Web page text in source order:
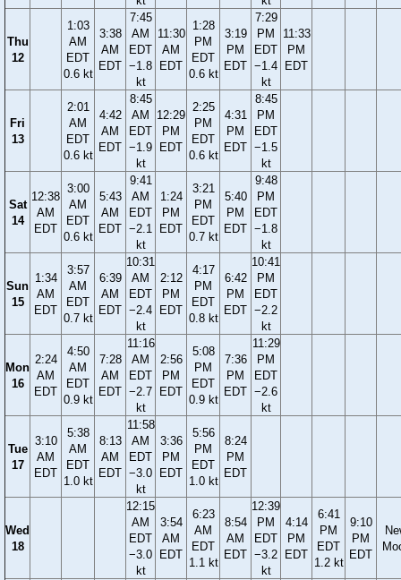
Thu
12
1:03
AM
EDT
0.6 kt
3:38
AM
EDT
7:45
AM
EDT
−1.8
kt
11:30
AM
EDT
1:28
PM
EDT
0.6 kt
3:19
PM
EDT
7:29
PM
EDT
−1.4
kt
11:33
PM
EDT
Fri
13
2:01
AM
EDT
0.6 kt
4:42
AM
EDT
8:45
AM
EDT
−1.9
kt
12:29
PM
EDT
2:25
PM
EDT
0.6 kt
4:31
PM
EDT
8:45
PM
EDT
−1.5
kt
Sat
14
12:38
AM
EDT
3:00
AM
EDT
0.6 kt
5:43
AM
EDT
9:41
AM
EDT
−2.1
kt
1:24
PM
EDT
3:21
PM
EDT
0.7 kt
5:40
PM
EDT
9:48
PM
EDT
−1.8
kt
Sun
15
1:34
AM
EDT
3:57
AM
EDT
0.7 kt
6:39
AM
EDT
10:31
AM
EDT
−2.4
kt
2:12
PM
EDT
4:17
PM
EDT
0.8 kt
6:42
PM
EDT
10:41
PM
EDT
−2.2
kt
Mon
16
2:24
AM
EDT
4:50
AM
EDT
0.9 kt
7:28
AM
EDT
11:16
AM
EDT
−2.7
kt
2:56
PM
EDT
5:08
PM
EDT
0.9 kt
7:36
PM
EDT
11:29
PM
EDT
−2.6
kt
Tue
17
3:10
AM
EDT
5:38
AM
EDT
1.0 kt
8:13
AM
EDT
11:58
AM
EDT
−3.0
kt
3:36
PM
EDT
5:56
PM
EDT
1.0 kt
8:24
PM
EDT
Wed
18
12:15
AM
EDT
−3.0
kt
3:54
AM
EDT
6:23
AM
EDT
1.1 kt
8:54
AM
EDT
12:39
PM
EDT
−3.2
kt
4:14
PM
EDT
6:41
PM
EDT
1.2 kt
9:10
PM
EDT